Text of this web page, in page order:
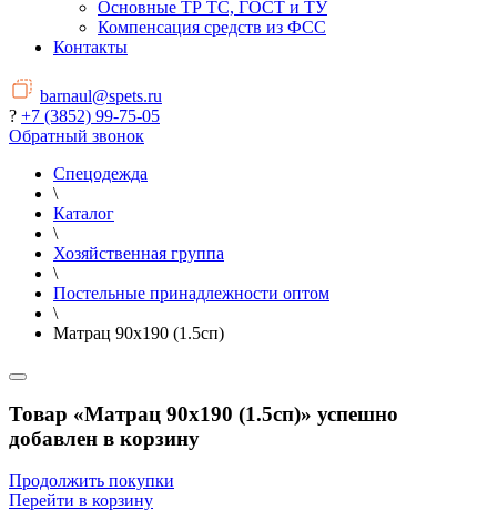
Основные ТР ТС, ГОСТ и ТУ
Компенсация средств из ФСС
Контакты
barnaul@spets.ru
? +7 (3852) 99-75-05
Обратный звонок
Спецодежда
\
Каталог
\
Хозяйственная группа
\
Постельные принадлежности оптом
\
Матрац 90х190 (1.5сп)
Товар «Матрац 90х190 (1.5сп)» успешно
добавлен в корзину
Продолжить покупки
Перейти в корзину